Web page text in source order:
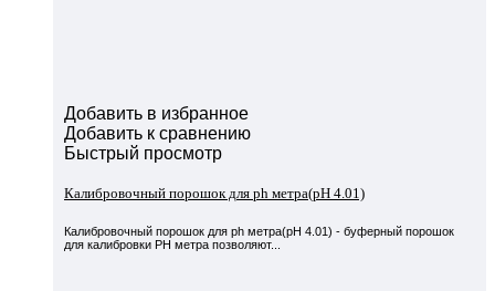
Добавить в избранное
Добавить к сравнению
Быстрый просмотр
Калибровочный порошок для ph метра(pH 4.01)
Калибровочный порошок для ph метра(pH 4.01) - буферный порошок
для калибровки PH метра позволяют...